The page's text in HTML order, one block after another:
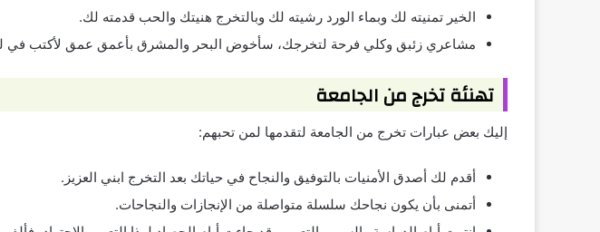
الخير تمنيته لك وبماء الورد رشيته لك وبالتخرج هنيتك والحب قدمته لك.
مشاعري زئبق وكلي فرحة لتخرجك، سأخوض البحر والمشرق بأعمق عمق لأكتب في
تهنئة تخرج من الجامعة
إليك بعض عبارات تخرج من الجامعة لتقدمها لمن تحبهم:
أقدم لك أصدق الأمنيات بالتوفيق والنجاح في حياتك بعد التخرج ابني العزيز.
أتمنى بأن يكون نجاحك سلسلة متواصلة من الإنجازات والنجاحات.